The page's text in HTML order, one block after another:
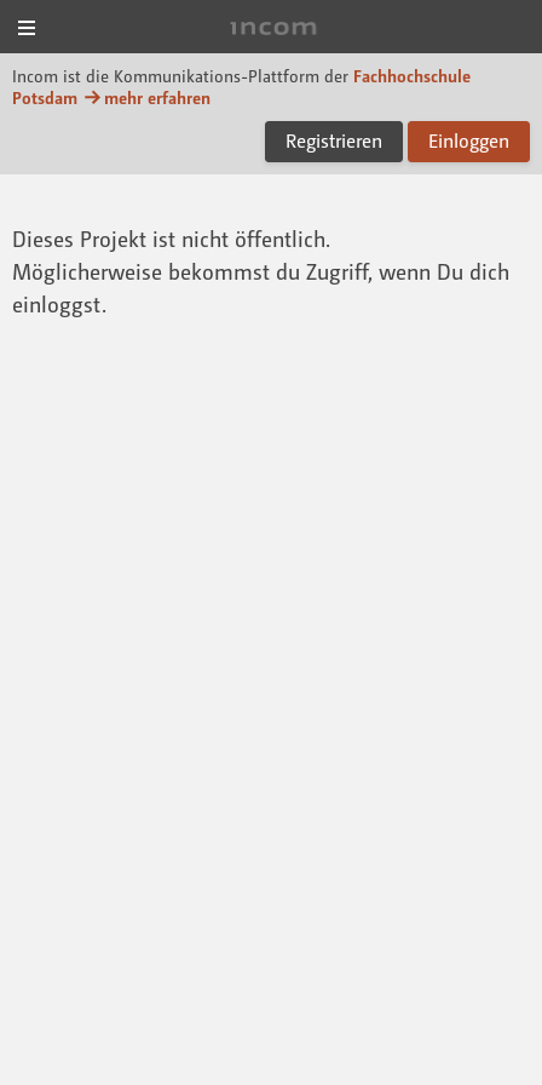
Incom ist die Kommunikations-Plattform der Fachhochschule
Potsdam
mehr erfahren
Registrieren Einloggen
Dieses Projekt ist nicht öffentlich.
Möglicherweise bekommst du Zugriff, wenn Du dich
einloggst.